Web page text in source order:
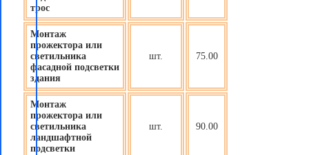
трос
Монтаж
прожектора или
светильника
фасадной подсветки
здания
шт. 75.00
Монтаж
прожектора или
светильника
ландшафтной
подсветки
шт. 90.00